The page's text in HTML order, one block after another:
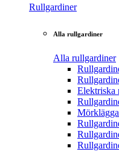
Rullgardiner
Alla rullgardiner
Alla rullgardiner
Elektriska